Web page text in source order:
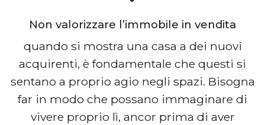
Non valorizzare l’immobile in vendita
quando si mostra una casa a dei nuovi
acquirenti, è fondamentale che questi si
sentano a proprio agio negli spazi. Bisogna
far in modo che possano immaginare di
vivere proprio lì, ancor prima di aver